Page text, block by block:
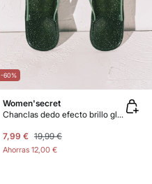
-60%
Women'secret
Chanclas dedo efecto brillo glitter verde
7,99 € 19,99 €
Ahorras 12,00 €